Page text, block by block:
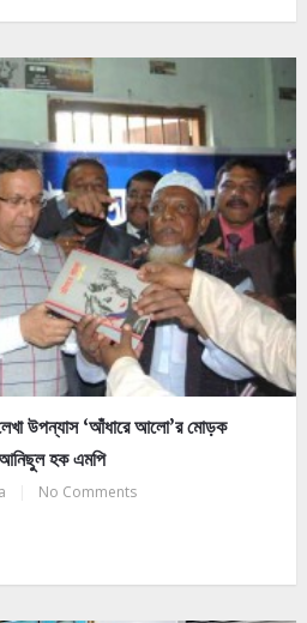
উপন্যাস ‘আঁধারে আলো’র মোড়ক
হক এমপি
No Comments